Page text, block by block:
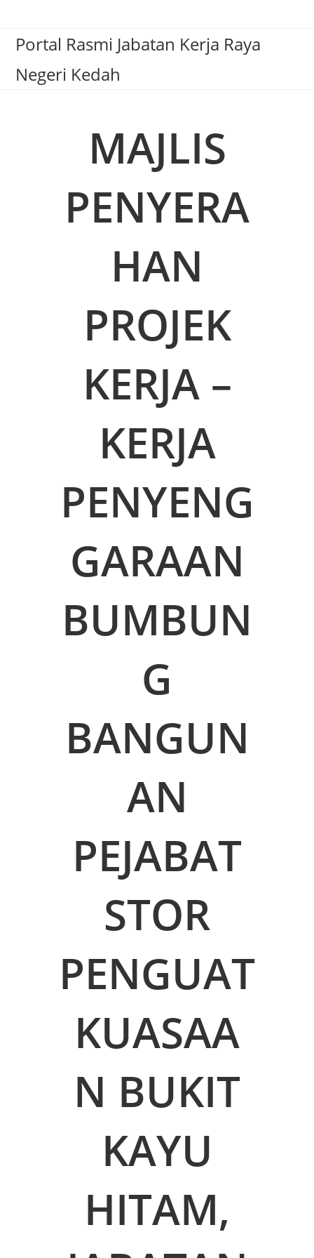
Portal Rasmi Jabatan Kerja Raya
Negeri Kedah
MAJLIS
PENYERA
HAN
PROJEK
KERJA –
KERJA
PENYENG
GARAAN
BUMBUN
G
BANGUN
AN
PEJABAT
STOR
PENGUAT
KUASAA
N BUKIT
KAYU
HITAM,